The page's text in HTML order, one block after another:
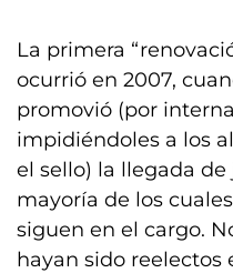
La primera
ocurrió en 2007,
promovió (por
impidiéndoles a los
el sello) la llegada
mayoría de los
siguen en el cargo.
hayan sido